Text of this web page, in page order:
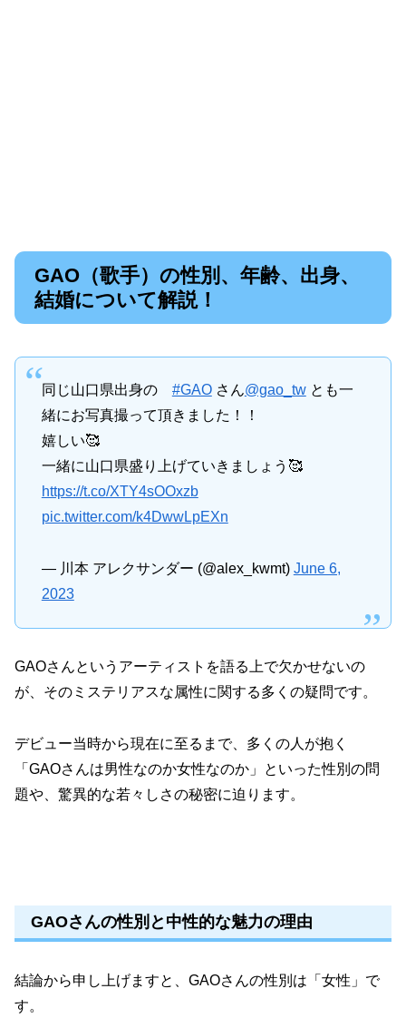
GAO（歌手）の性別、年齢、出身、
結婚について解説！
同じ山口県出身の #GAOさん@gao_twとも一
緒にお写真撮って頂きました！！
嬉しい🥰
一緒に山口県盛り上げていきましょう🥰
https://t.co/XTY4sOOxzb
pic.twitter.com/k4DwwLpEXn
— 川本 アレクサンダー (@alex_kwmt) June 6,
2023
GAOさんというアーティストを語る上で欠かせないの
が、そのミステリアスな属性に関する多くの疑問です。
デビュー当時から現在に至るまで、多くの人が抱く
「GAOさんは男性なのか女性なのか」といった性別の問
題や、驚異的な若々しさの秘密に迫ります。
GAOさんの性別と中性的な魅力の理由
結論から申し上げますと、GAOさんの性別は「女性」で
す。